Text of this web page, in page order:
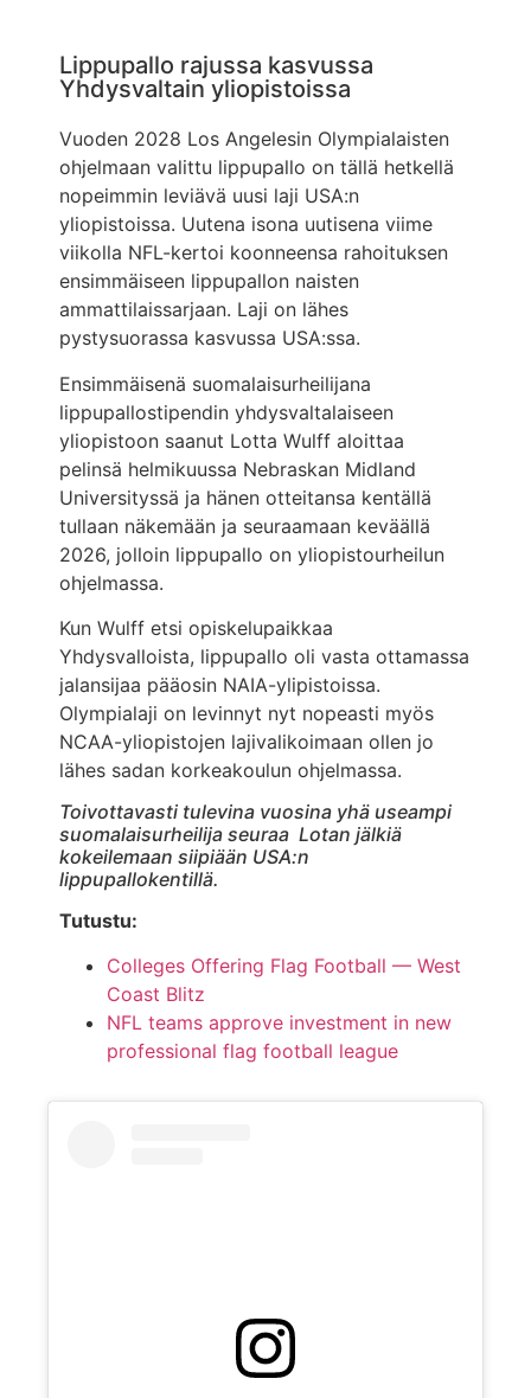
Lippupallo rajussa kasvussa
Yhdysvaltain yliopistoissa
Vuoden 2028 Los Angelesin Olympialaisten
ohjelmaan valittu lippupallo on tällä hetkellä
nopeimmin leviävä uusi laji USA:n
yliopistoissa. Uutena isona uutisena viime
viikolla NFL-kertoi koonneensa rahoituksen
ensimmäiseen lippupallon naisten
ammattilaissarjaan. Laji on lähes
pystysuorassa kasvussa USA:ssa.
Ensimmäisenä suomalaisurheilijana
lippupallostipendin yhdysvaltalaiseen
yliopistoon saanut Lotta Wulff aloittaa
pelinsä helmikuussa Nebraskan Midland
Universityssä ja hänen otteitansa kentällä
tullaan näkemään ja seuraamaan keväällä
2026, jolloin lippupallo on yliopistourheilun
ohjelmassa.
Kun Wulff etsi opiskelupaikkaa
Yhdysvalloista, lippupallo oli vasta ottamassa
jalansijaa pääosin NAIA-ylipistoissa.
Olympialaji on levinnyt nyt nopeasti myös
NCAA-yliopistojen lajivalikoimaan ollen jo
lähes sadan korkeakoulun ohjelmassa.
Toivottavasti tulevina vuosina yhä useampi
suomalaisurheilija seuraa Lotan jälkiä
kokeilemaan siipiään USA:n
lippupallokentillä.
Tutustu:
Colleges Offering Flag Football — West
Coast Blitz
NFL teams approve investment in new
professional flag football league